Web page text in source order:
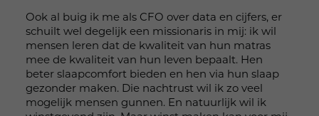
Ook al buig ik me als CFO over data en cijfers, er
schuilt wel degelijk een missionaris in mij: ik wil
mensen leren dat de kwaliteit van hun matras
mee de kwaliteit van hun leven bepaalt. Hen
beter slaapcomfort bieden en hen via hun slaap
gezonder maken. Die nachtrust wil ik zo veel
mogelijk mensen gunnen. En natuurlijk wil ik